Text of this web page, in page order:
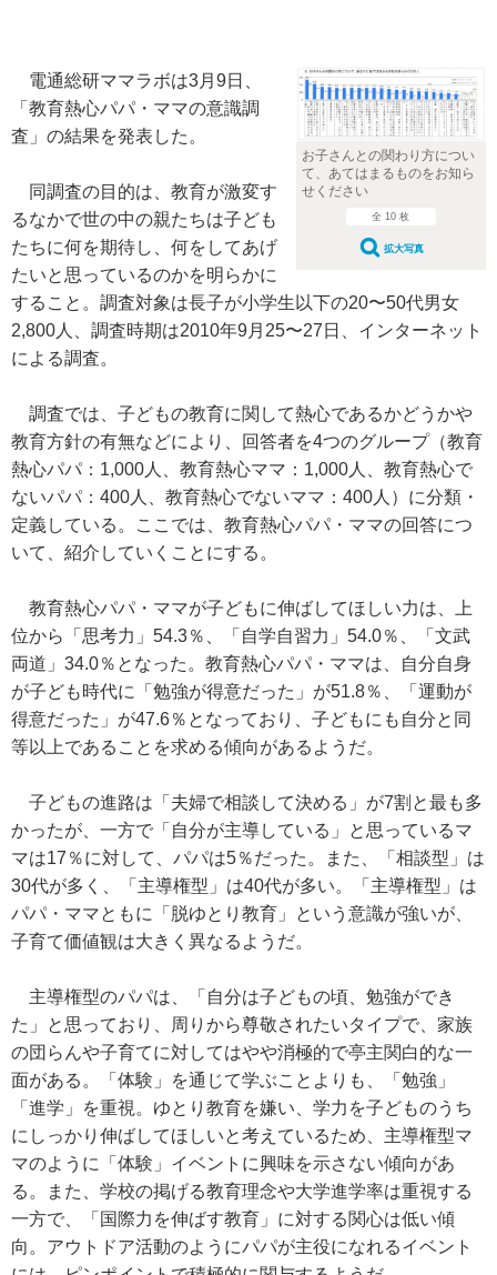
お子さんとの関わり方につい
て、あてはまるものをお知ら
せください
全 10 枚
拡大写真
電通総研ママラボは3月9日、
「教育熱心パパ・ママの意識調
査」の結果を発表した。
同調査の目的は、教育が激変す
るなかで世の中の親たちは子ども
たちに何を期待し、何をしてあげ
たいと思っているのかを明らかに
すること。調査対象は長子が小学生以下の20〜50代男女
2,800人、調査時期は2010年9月25〜27日、インターネット
による調査。
調査では、子どもの教育に関して熱心であるかどうかや
教育方針の有無などにより、回答者を4つのグループ（教育
熱心パパ：1,000人、教育熱心ママ：1,000人、教育熱心で
ないパパ：400人、教育熱心でないママ：400人）に分類・
定義している。ここでは、教育熱心パパ・ママの回答につ
いて、紹介していくことにする。
教育熱心パパ・ママが子どもに伸ばしてほしい力は、上
位から「思考力」54.3％、「自学自習力」54.0％、「文武
両道」34.0％となった。教育熱心パパ・ママは、自分自身
が子ども時代に「勉強が得意だった」が51.8％、「運動が
得意だった」が47.6％となっており、子どもにも自分と同
等以上であることを求める傾向があるようだ。
子どもの進路は「夫婦で相談して決める」が7割と最も多
かったが、一方で「自分が主導している」と思っているマ
マは17％に対して、パパは5％だった。また、「相談型」は
30代が多く、「主導権型」は40代が多い。「主導権型」は
パパ・ママともに「脱ゆとり教育」という意識が強いが、
子育て価値観は大きく異なるようだ。
主導権型のパパは、「自分は子どもの頃、勉強ができ
た」と思っており、周りから尊敬されたいタイプで、家族
の団らんや子育てに対してはやや消極的で亭主関白的な一
面がある。「体験」を通じて学ぶことよりも、「勉強」
「進学」を重視。ゆとり教育を嫌い、学力を子どものうち
にしっかり伸ばしてほしいと考えているため、主導権型マ
マのように「体験」イベントに興味を示さない傾向があ
る。また、学校の掲げる教育理念や大学進学率は重視する
一方で、「国際力を伸ばす教育」に対する関心は低い傾
向。アウトドア活動のようにパパが主役になれるイベント